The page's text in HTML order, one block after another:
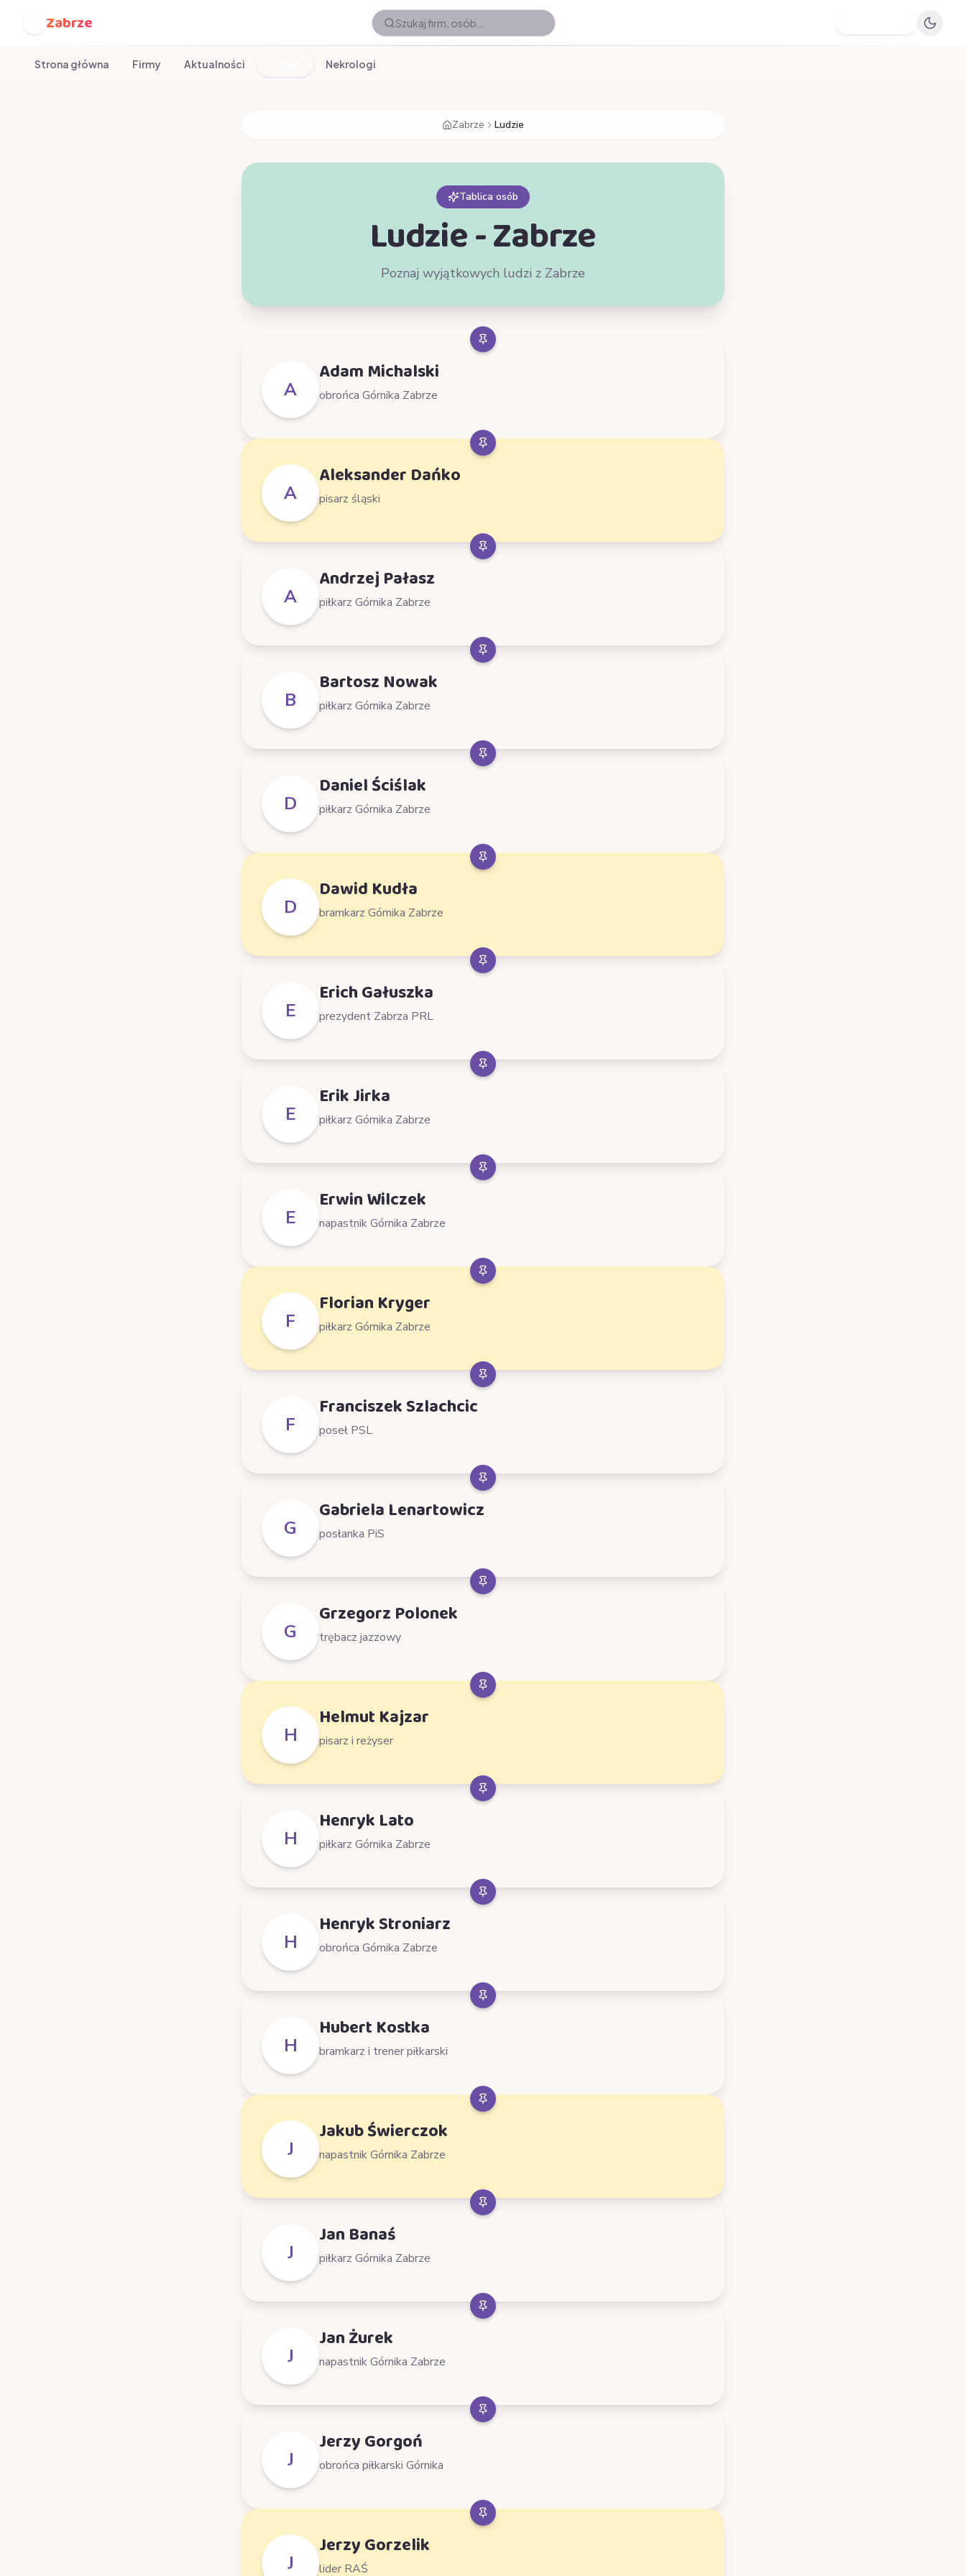
Zabrze
Strona główna Firmy Aktualności Nekrologi
Zabrze Ludzie
Tablica osób
Ludzie - Zabrze
Poznaj wyjątkowych ludzi z Zabrze
A
Adam Michalski
obrońca Górnika Zabrze
A
Aleksander Dańko
pisarz śląski
A
Andrzej Pałasz
piłkarz Górnika Zabrze
B
Bartosz Nowak
piłkarz Górnika Zabrze
D
Daniel Ściślak
piłkarz Górnika Zabrze
D
Dawid Kudła
bramkarz Górnika Zabrze
E
Erich Gałuszka
prezydent Zabrza PRL
E
Erik Jirka
piłkarz Górnika Zabrze
E
Erwin Wilczek
napastnik Górnika Zabrze
F
Florian Kryger
piłkarz Górnika Zabrze
F
Franciszek Szlachcic
poseł PSL
G
Gabriela Lenartowicz
posłanka PiS
G
Grzegorz Polonek
trębacz jazzowy
H
Helmut Kajzar
pisarz i reżyser
H
Henryk Lato
piłkarz Górnika Zabrze
H
Henryk Stroniarz
obrońca Górnika Zabrze
H
Hubert Kostka
bramkarz i trener piłkarski
J
Jakub Świerczok
napastnik Górnika Zabrze
J
Jan Banaś
piłkarz Górnika Zabrze
J
Jan Żurek
napastnik Górnika Zabrze
J
Jerzy Gorgoń
obrońca piłkarski Górnika
J
Jerzy Gorzelik
lider RAŚ